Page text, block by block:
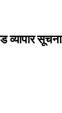
व्यापार सूचना